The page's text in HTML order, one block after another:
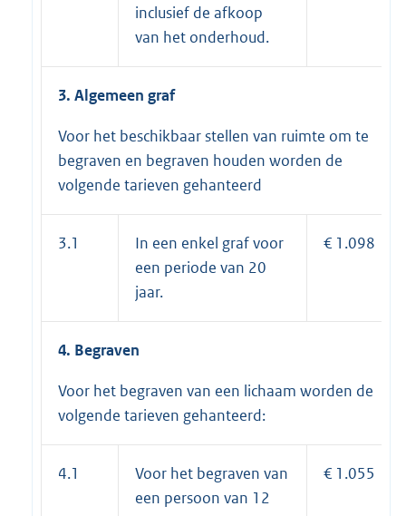
inclusief de afkoop
van het onderhoud.
3. Algemeen graf
Voor het beschikbaar stellen van ruimte om te
begraven en begraven houden worden de
volgende tarieven gehanteerd
3.1
In een enkel graf voor
een periode van 20
jaar.
€ 1.098
4. Begraven
Voor het begraven van een lichaam worden de
volgende tarieven gehanteerd:
4.1
Voor het begraven van
een persoon van 12
€ 1.055